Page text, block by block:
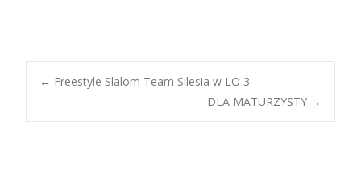
Post
← Freestyle Slalom Team Silesia w LO 3
DLA MATURZYSTY →